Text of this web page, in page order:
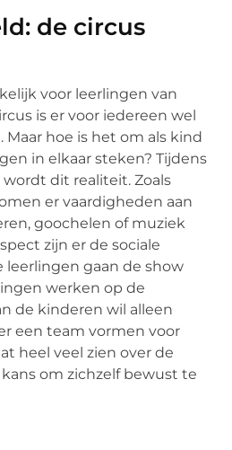
de circus
voor leerlingen van
is er voor iedereen wel
hoe is het om als kind
in elkaar steken? Tijdens
wordt dit realiteit. Zoals
er vaardigheden aan
goochelen of muziek
zijn er de sociale
leerlingen gaan de show
werken op de
de kinderen wil alleen
een team vormen voor
heel veel zien over de
om zichzelf bewust te